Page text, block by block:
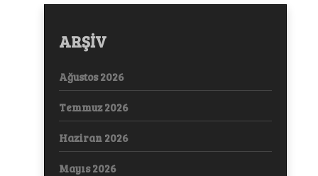
ARŞİV
Ağustos 2026
Temmuz 2026
Haziran 2026
Mayıs 2026